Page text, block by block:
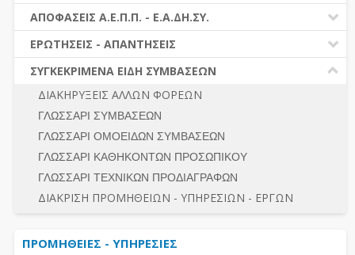
ΔΗΜΟΤΙΚΟΣ ΚΩΔΙΚΑΣ (Ν.3463/2006)
ΚΑΛΛΙΚΡΑΤΗΣ (Ν.3852/2010)
ΝΟΜΟΘΕΣΙΑ - ΝΟΜΟΛΟΓΙΑ (ΣΥΝΟΛΟ)
ΝΟΜΟΘΕΣΙΑ - ΝΟΜΟΛΟΓΙΑ COVID -19
ΕΡΩΤΗΣΕΙΣ - ΑΠΑΝΤΗΣΕΙΣ
ΑΠΟΦΑΣΕΙΣ Α.Ε.Π.Π. - Ε.Α.ΔΗ.ΣΥ.
ΠΡΟΔΙΚΑΣΤΙΚΗ ΠΡΟΣΦΥΓΗ
ΓΕΝΙΚΟΙ ΚΑΝΟΝΕΣ
ΔΙΚΑΙΟΥΜΕΝΟΙ ΣΥΜΜΕΤΟΧΗΣ
ΠΡΟΣΦΟΡΕΣ – ΔΙΚΑΙΟΛΟΓΗΤΙΚΑ ΣΥΜΜΕΤΟΧΗΣ
ΔΙΕΞΑΓΩΓΗ ΔΙΑΔΙΚΑΣΙΑΣ
ΕΣΗΔΗΣ – ΚΗΜΔΗΣ
ΠΕΡΙΛΗΨΕΙΣ ΑΠΟΦΑΣΕΩΝ Α.Ε.Π.Π. - Ε.Α.ΔΗ.ΣΥ.
ΣΥΝΟΛΟ
ΕΡΩΤΗΣΕΙΣ - ΑΠΑΝΤΗΣΕΙΣ
Ν. 4782/2021 - ΤΡΟΠΟΠΟΙΗΣΗ 4412/2016
ΔΙΕΞΑΓΩΓΗ ΔΙΑΔΙΚΑΣΙΑΣ
ΔΙΑΔΙΚΑΣΙΕΣ ΑΝΑΘΕΣΗΣ
ΓΕΝΙΚΟΙ ΚΑΝΟΝΕΣ
ΠΡΟΕΤΟΙΜΑΣΙΑ - ΔΗΜΟΣΙΟΤΗΤΑ
ΛΟΓΟΙ ΑΠΟΚΛΕΙΣΜΟΥ-ΔΙΚΑΙΟΥΜΕΝΟΙ ΣΥΜΜΕΤΟΧΗΣ
ΠΡΟΣΦΟΡΕΣ - ΔΙΚΑΙΟΛΟΓΗΤΙΚΑ ΣΥΜΜΕΤΟΧΗΣ
ΣΥΓΚΕΚΡΙΜΕΝΑ ΕΙΔΗ ΣΥΜΒΑΣΕΩΝ
ΔΙΑΚΗΡΥΞΕΙΣ ΑΛΛΩΝ ΦΟΡΕΩΝ
ΓΛΩΣΣΑΡΙ ΣΥΜΒΑΣΕΩΝ
ΓΛΩΣΣΑΡΙ ΟΜΟΕΙΔΩΝ ΣΥΜΒΑΣΕΩΝ
ΓΛΩΣΣΑΡΙ ΚΑΘΗΚΟΝΤΩΝ ΠΡΟΣΩΠΙΚΟΥ
ΓΛΩΣΣΑΡΙ ΤΕΧΝΙΚΩΝ ΠΡΟΔΙΑΓΡΑΦΩΝ
ΔΙΑΚΡΙΣΗ ΠΡΟΜΗΘΕΙΩΝ - ΥΠΗΡΕΣΙΩΝ - ΕΡΓΩΝ
ΠΡΟΜΗΘΕΙΕΣ - ΥΠΗΡΕΣΙΕΣ